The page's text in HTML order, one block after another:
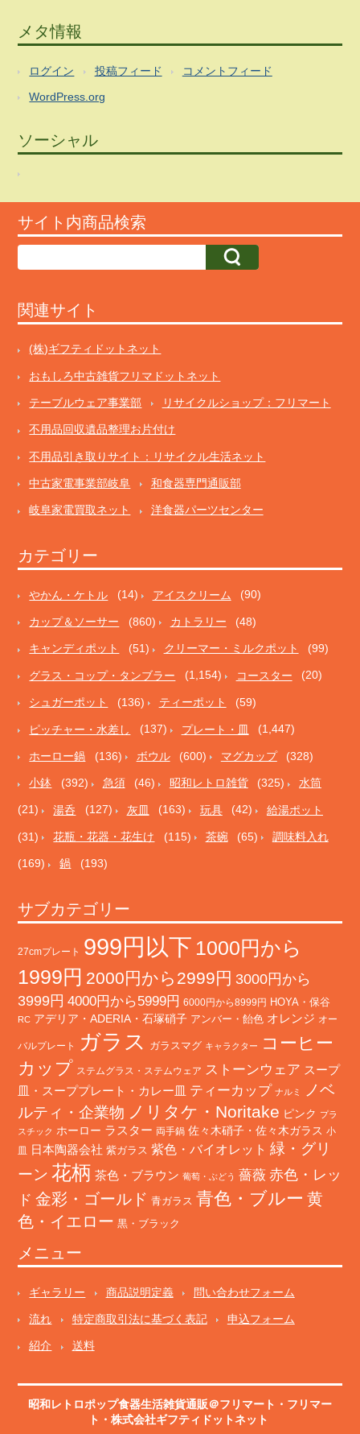
メタ情報
ログイン 投稿フィード コメントフィード
WordPress.org
ソーシャル
サイト内商品検索
関連サイト
(株)ギフティドットネット
おもしろ中古雑貨フリマドットネット
テーブルウェア事業部 リサイクルショップ：フリマート
不用品回収遺品整理お片付け
不用品引き取りサイト：リサイクル生活ネット
中古家電事業部岐阜 和食器専門通販部
岐阜家電買取ネット 洋食器パーツセンター
カテゴリー
やかん・ケトル (14) アイスクリーム (90)
カップ＆ソーサー (860) カトラリー (48)
キャンディポット (51) クリーマー・ミルクポット (99)
グラス・コップ・タンブラー (1,154) コースター (20)
シュガーポット (136) ティーポット (59)
ピッチャー・水差し (137) プレート・皿 (1,447)
ホーロー鍋 (136) ボウル (600) マグカップ (328)
小鉢 (392) 急須 (46) 昭和レトロ雑貨 (325) 水筒
(21) 湯呑 (127) 灰皿 (163) 玩具 (42) 給湯ポット
(31) 花瓶・花器・花生け (115) 茶碗 (65) 調味料入れ
(169) 鍋 (193)
サブカテゴリー
27cmプレート 999円以下 1000円から
1999円 2000円から2999円 3000円から
3999円 4000円から5999円 6000円から8999円 HOYA・保谷
RC アデリア・ADERIA・石塚硝子 アンバー・飴色 オレンジ オー
バルプレート ガラス ガラスマグ キャラクター
コーヒー
カップ ステムグラス・ステムウェア ストーンウェア スープ
皿・スーププレート・カレー皿 ティーカップ ナルミ
ノベ
ルティ・企業物 ノリタケ・Noritake ピンク プラ
スチック ホーロー ラスター 両手鍋 佐々木硝子・佐々木ガラス 小
皿
日本陶器会社 紫ガラス 紫色・バイオレット 緑・グリ
ーン 花柄 茶色・ブラウン 葡萄・ぶどう 薔薇 赤色・レッ
ド 金彩・ゴールド 青ガラス 青色・ブルー 黄
色・イエロー 黒・ブラック
メニュー
ギャラリー 商品説明定義 問い合わせフォーム
流れ 特定商取引法に基づく表記 申込フォーム
紹介 送料
昭和レトロポップ食器生活雑貨通販＠フリマート ・ フリマー
ト ・株式会社ギフティドットネット